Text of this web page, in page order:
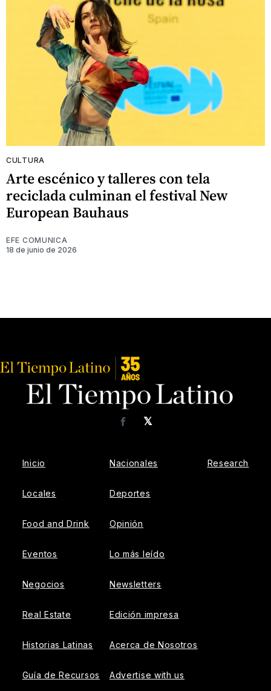
CULTURA
Arte escénico y talleres con tela
reciclada culminan el festival New
European Bauhaus
EFE COMUNICA
18 de junio de 2026
𝕏
Facebook
Inicio
Locales
Food and Drink
Eventos
Negocios
Real Estate
Historias Latinas
Guía de Recursos
Nacionales
Deportes
Opinión
Lo más leído
Newsletters
Edición impresa
Acerca de Nosotros
Advertise with us
Research